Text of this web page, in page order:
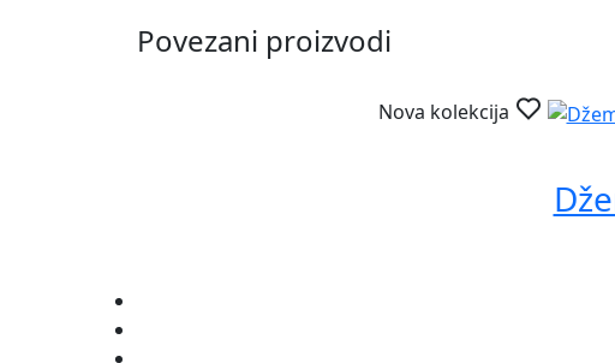
Povezani proizvodi
Nova kolekcija